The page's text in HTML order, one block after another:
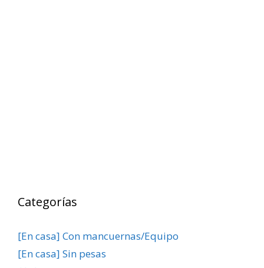
Categorías
[En casa] Con mancuernas/Equipo
[En casa] Sin pesas